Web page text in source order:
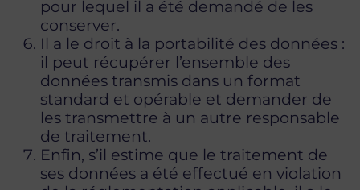
pour lequel il a été demandé de les
conserver.
Il a le droit à la portabilité des données :
il peut récupérer l’ensemble des
données transmis dans un format
standard et opérable et demander de
les transmettre à un autre responsable
de traitement.
Enfin, s’il estime que le traitement de
ses données a été effectué en violation